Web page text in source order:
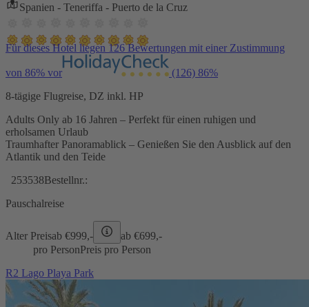
Spanien - Teneriffa - Puerto de la Cruz
Für dieses Hotel liegen 126 Bewertungen mit einer Zustimmung
von 86% vor (126) 86%
8-tägige Flugreise, DZ inkl. HP
Adults Only ab 16 Jahren – Perfekt für einen ruhigen und
erholsamen Urlaub
Traumhafter Panoramablick – Genießen Sie den Ausblick auf den
Atlantik und den Teide
253538Bestellnr.:
Pauschalreise
Alter Preisab €999,- ab €699,-
pro PersonPreis pro Person
R2 Lago Playa Park